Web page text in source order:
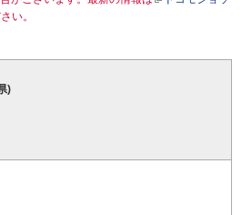
い。
)